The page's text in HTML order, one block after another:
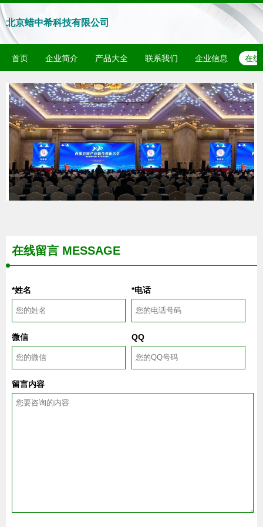
北京蜡中希科技有限公司
首页 企业简介 产品大全 联系我们 企业信息 在线
在线留言 MESSAGE
*姓名 *电话
微信 QQ
留言内容